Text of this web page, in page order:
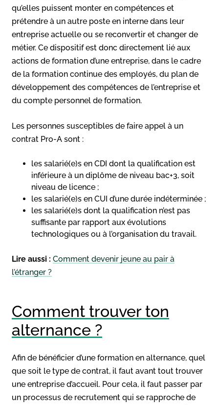
qu’elles puissent monter en compétences et
prétendre à un autre poste en interne dans leur
entreprise actuelle ou se reconvertir et changer de
métier. Ce dispositif est donc directement lié aux
actions de formation d’une entreprise, dans le cadre
de la formation continue des employés, du plan de
développement des compétences de l’entreprise et
du compte personnel de formation.
Les personnes susceptibles de faire appel à un
contrat Pro-A sont :
les salarié(e)s en CDI dont la qualification est
inférieure à un diplôme de niveau bac+3, soit
niveau de licence ;
les salarié(e)s en CUI d’une durée indéterminée ;
les salarié(e)s dont la qualification n’est pas
suffisante par rapport aux évolutions
technologiques ou à l’organisation du travail.
Lire aussi : Comment devenir jeune au pair à
l’étranger ?
Comment trouver ton
alternance ?
Afin de bénéficier d’une formation en alternance, quel
que soit le type de contrat, il faut avant tout trouver
une entreprise d’accueil. Pour cela, il faut passer par
un processus de recrutement qui se rapproche de